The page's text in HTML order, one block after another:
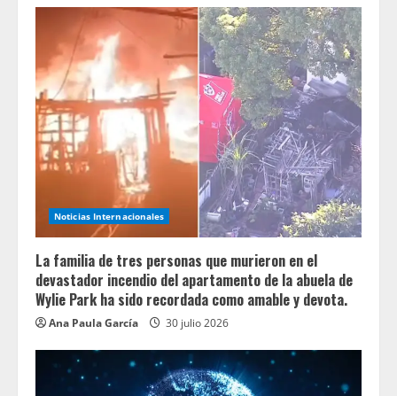
Noticias Internacionales
La familia de tres personas que murieron en el
devastador incendio del apartamento de la abuela de
Wylie Park ha sido recordada como amable y devota.
Ana Paula García 30 julio 2026